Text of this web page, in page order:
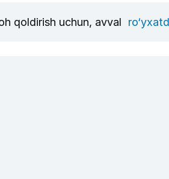
qoldirish uchun, avval